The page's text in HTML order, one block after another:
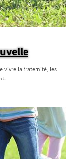
vivre la fraternité, les